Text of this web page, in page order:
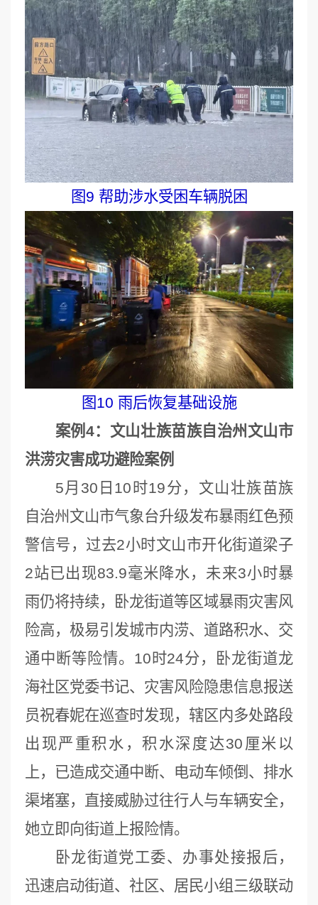
图9 帮助涉水受困车辆脱困
图10 雨后恢复基础设施
案例4：文山壮族苗族自治州文山市
洪涝灾害成功避险案例
5月30日10时19分，文山壮族苗族
自治州文山市气象台升级发布暴雨红色预
警信号，过去2小时文山市开化街道梁子
2站已出现83.9毫米降水，未来3小时暴
雨仍将持续，卧龙街道等区域暴雨灾害风
险高，极易引发城市内涝、道路积水、交
通中断等险情。10时24分，卧龙街道龙
海社区党委书记、灾害风险隐患信息报送
员祝春妮在巡查时发现，辖区内多处路段
出现严重积水，积水深度达30厘米以
上，已造成交通中断、电动车倾倒、排水
渠堵塞，直接威胁过往行人与车辆安全，
她立即向街道上报险情。
卧龙街道党工委、办事处接报后，
迅速启动街道、社区、居民小组三级联动